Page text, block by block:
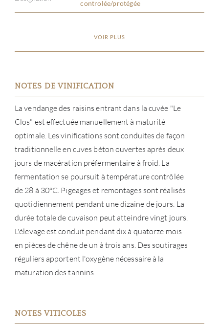
controlée/protégée
VOIR PLUS
NOTES DE VINIFICATION
La vendange des raisins entrant dans la cuvée "Le
Clos" est effectuée manuellement à maturité
optimale. Les vinifications sont conduites de façon
traditionnelle en cuves béton ouvertes après deux
jours de macération préfermentaire à froid. La
fermentation se poursuit à température contrôlée
de 28 à 30°C. Pigeages et remontages sont réalisés
quotidiennement pendant une dizaine de jours. La
durée totale de cuvaison peut atteindre vingt jours.
L'élevage est conduit pendant dix à quatorze mois
en pièces de chêne de un à trois ans. Des soutirages
réguliers apportent l'oxygène nécessaire à la
maturation des tannins.
NOTES VITICOLES